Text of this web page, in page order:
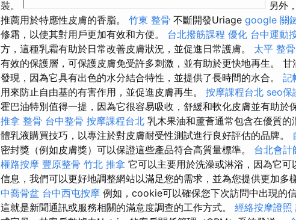
裝。
另外
推薦用於特應性皮膚的香脂。 竹東 整骨 不斷開發Uriage google 關
修霜，以使其對用戶更加有效和方便。 台北撥筋課程 優化 台中運動
方，這種乳霜有助於日常改善皮膚狀況，並促進日常護膚。 太平 整骨
有效的保護層，可保護皮膚免受許多刺激，並有助於更快地再生。
發現，因為它具有出色的水分結合特性，並提供了長時間的水合。 記
用來防止自由基的有害作用，並促進皮膚再生。 按摩課程台北 seo保
霍巴油特別值得一提，因為它很容易吸收，舒緩和軟化皮膚並有助於
推拿 整骨 台中整骨 按摩課程台北 乳木果油和蘆薈通常包含在優質
體乳液購買技巧，以專注於對皮膚耐受性測試進行良好評估的品牌。
密封獎（例如皮膚獎）可以保證這些產品符合高質量標準。 台北會計
權路按摩 豐原整骨 竹北 推拿 它可以主要用於洗澡或淋浴，因為它
信息，我們可以更好地調整網站以滿足您的需求，並為您提供更加多
中喬骨盆 台中西屯按摩 例如，cookie可以確保您下次訪問中出現的
這就是新聞通訊或服務相關的滿意度調查的工作方式。 經絡按摩證照